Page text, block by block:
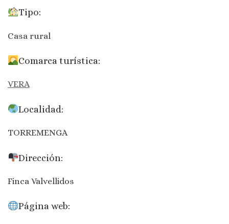
Tipo:
Casa rural
Comarca turística:
VERA
Localidad:
TORREMENGA
Dirección:
Finca Valvellidos
Página web: